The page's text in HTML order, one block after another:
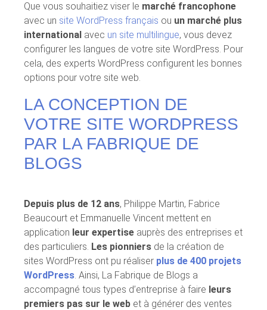
Que vous souhaitiez viser le marché francophone
avec un site WordPress français ou un marché plus
international avec un site multilingue, vous devez
configurer les langues de votre site WordPress. Pour
cela, des experts WordPress configurent les bonnes
options pour votre site web.
LA CONCEPTION DE
VOTRE SITE WORDPRESS
PAR LA FABRIQUE DE
BLOGS
Depuis plus de 12 ans, Philippe Martin, Fabrice
Beaucourt et Emmanuelle Vincent mettent en
application leur expertise auprès des entreprises et
des particuliers. Les pionniers de la création de
sites WordPress ont pu réaliser plus de 400 projets
WordPress. Ainsi, La Fabrique de Blogs a
accompagné tous types d’entreprise à faire leurs
premiers pas sur le web et à générer des ventes